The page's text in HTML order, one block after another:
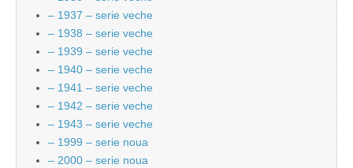
– 1937 – serie veche
– 1938 – serie veche
– 1939 – serie veche
– 1940 – serie veche
– 1941 – serie veche
– 1942 – serie veche
– 1943 – serie veche
– 1999 – serie noua
– 2000 – serie noua